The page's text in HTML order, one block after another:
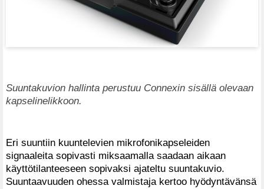
Suuntakuvion hallinta perustuu Connexin sisällä olevaan
kapselinelikkoon.
Eri suuntiin kuuntelevien mikrofonikapseleiden
signaaleita sopivasti miksaamalla saadaan aikaan
käyttötilanteeseen sopivaksi ajateltu suuntakuvio.
Suuntaavuuden ohessa valmistaja kertoo hyödyntävänsä